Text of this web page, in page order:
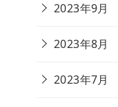
2023年9月
2023年8月
2023年7月